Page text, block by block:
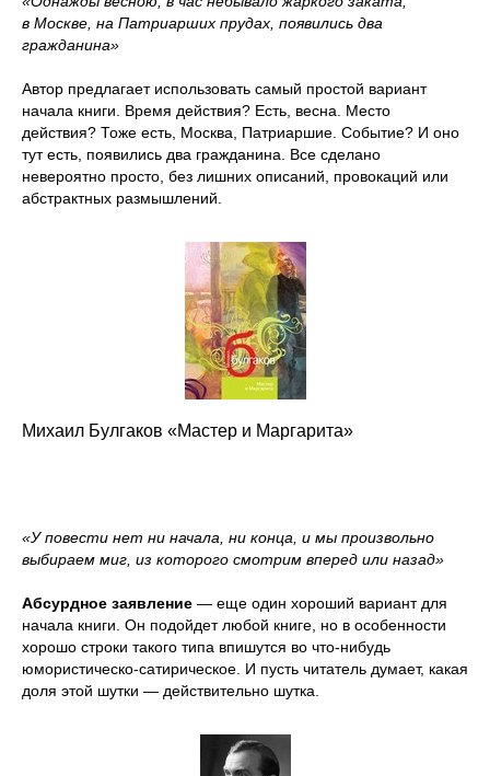
в Москве, на Патриарших прудах, появились два
гражданина»
Автор предлагает использовать самый простой вариант
начала книги. Время действия? Есть, весна. Место
действия? Тоже есть, Москва, Патриаршие. Событие? И оно
тут есть, появились два гражданина. Все сделано
невероятно просто, без лишних описаний, провокаций или
абстрактных размышлений.
Михаил Булгаков «Мастер и Маргарита»
«У повести нет ни начала, ни конца, и мы произвольно
выбираем миг, из которого смотрим вперед или назад»
Абсурдное заявление — еще один хороший вариант для
начала книги. Он подойдет любой книге, но в особенности
хорошо строки такого типа впишутся во что-нибудь
юмористическо-сатирическое. И пусть читатель думает, какая
доля этой шутки — действительно шутка.